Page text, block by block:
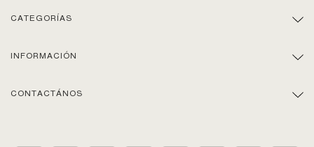
CATEGORÍAS
INFORMACIÓN
CONTACTÁNOS